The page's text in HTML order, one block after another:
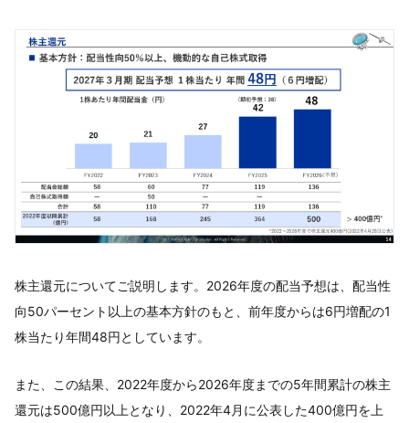
株主還元についてご説明します。2026年度の配当予想は、配当性
向50パーセント以上の基本方針のもと、前年度からは6円増配の1
株当たり年間48円としています。
また、この結果、2022年度から2026年度までの5年間累計の株主
還元は500億円以上となり、2022年4月に公表した400億円を上